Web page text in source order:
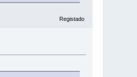
Registado